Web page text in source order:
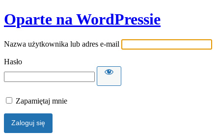
Oparte na WordPressie
Nazwa użytkownika lub adres e-mail
Hasło
Zapamiętaj mnie